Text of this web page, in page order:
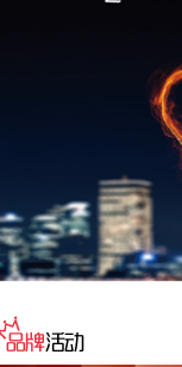
售收入2.04亿元 东瑞
天域生物：7月销售生
月生猪销售收入
猪销售量33.98万头 同
份活禽销售收入
神：7月生猪销量
物：7月生猪销售量
电子：7月合并营业收入
12.98% 招商蛇口：7月
元 大秦铁路：7月大秦
兆瓦时 同比下降2.15%
37.89亿千瓦时 同比减